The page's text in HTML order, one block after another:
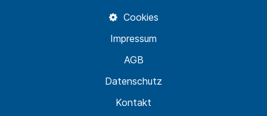
Kontakt
Datenschutz
AGB
Impressum
Cookies